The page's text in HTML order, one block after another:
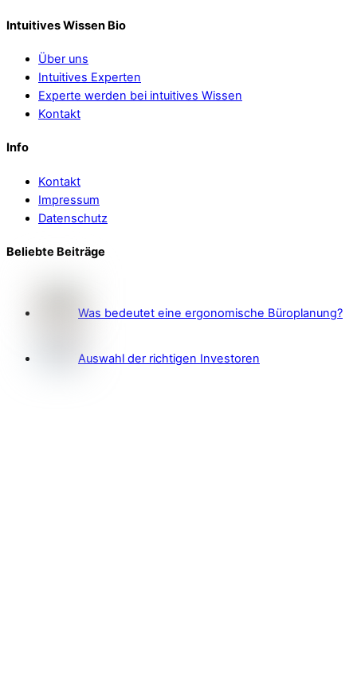
Intuitives Wissen Bio
Über uns
Intuitives Experten
Experte werden bei intuitives Wissen
Kontakt
Info
Kontakt
Impressum
Datenschutz
Beliebte Beiträge
Was bedeutet eine ergonomische Büroplanung?
Auswahl der richtigen Investoren